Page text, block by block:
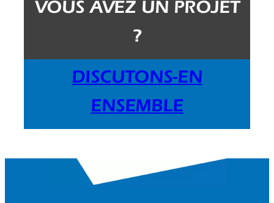
VOUS AVEZ UN PROJET
?
DISCUTONS-EN
ENSEMBLE